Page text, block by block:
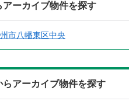
ーカイブ物件を探す
市八幡東区中央
アーカイブ物件を探す